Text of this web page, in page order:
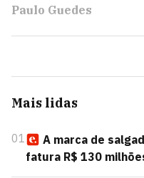
Paulo Guedes
Mais lidas
01
A marca de
fatura R$ 130